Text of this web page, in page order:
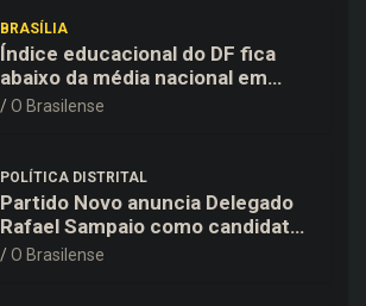
BRASÍLIA
Índice educacional do DF fica
abaixo da média nacional em
todas as etapas de ensino,
O Brasilense
POLÍTICA DISTRITAL
Partido Novo anuncia Delegado
Rafael Sampaio como candidato
a vice-governador na chapa de
O Brasilense